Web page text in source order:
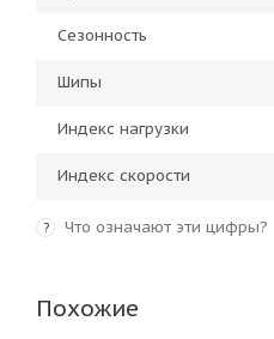
Сезонность
Шипы
Индекс нагрузки
Индекс скорости
? Что означают эти цифры?
Похожие